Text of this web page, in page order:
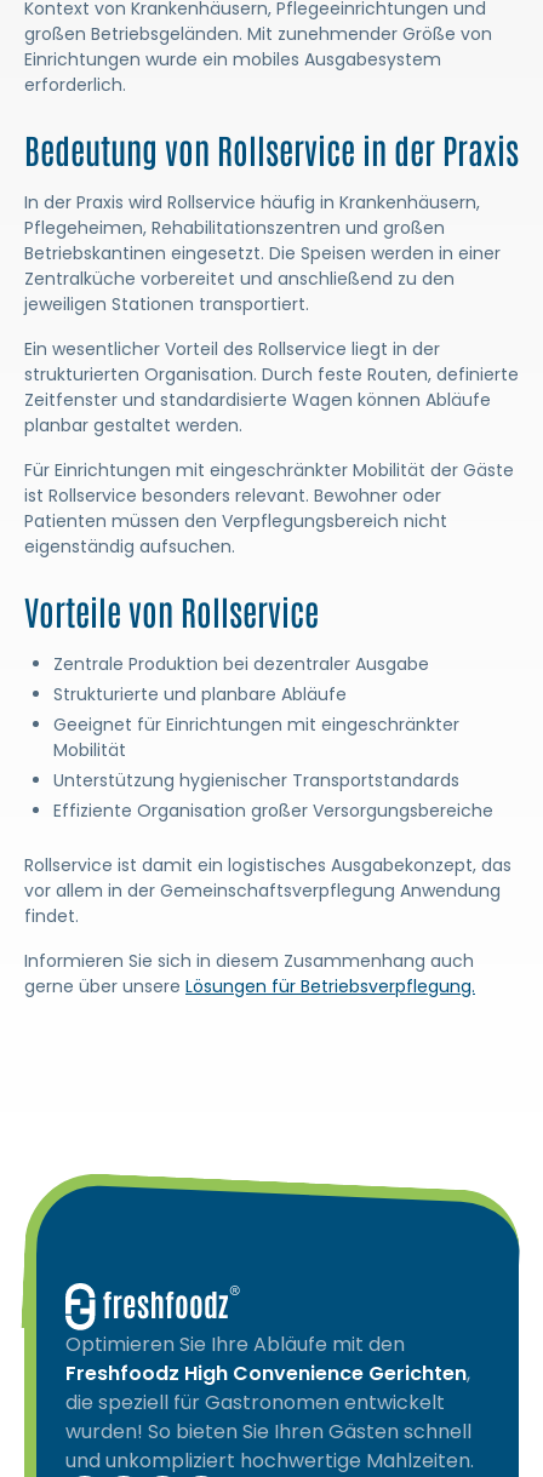
Kontext von Krankenhäusern, Pflegeeinrichtungen und
großen Betriebsgeländen. Mit zunehmender Größe von
Einrichtungen wurde ein mobiles Ausgabesystem
erforderlich.
Bedeutung von Rollservice in der Praxis
In der Praxis wird Rollservice häufig in Krankenhäusern,
Pflegeheimen, Rehabilitationszentren und großen
Betriebskantinen eingesetzt. Die Speisen werden in einer
Zentralküche vorbereitet und anschließend zu den
jeweiligen Stationen transportiert.
Ein wesentlicher Vorteil des Rollservice liegt in der
strukturierten Organisation. Durch feste Routen, definierte
Zeitfenster und standardisierte Wagen können Abläufe
planbar gestaltet werden.
Für Einrichtungen mit eingeschränkter Mobilität der Gäste
ist Rollservice besonders relevant. Bewohner oder
Patienten müssen den Verpflegungsbereich nicht
eigenständig aufsuchen.
Vorteile von Rollservice
Zentrale Produktion bei dezentraler Ausgabe
Strukturierte und planbare Abläufe
Geeignet für Einrichtungen mit eingeschränkter
Mobilität
Unterstützung hygienischer Transportstandards
Effiziente Organisation großer Versorgungsbereiche
Rollservice ist damit ein logistisches Ausgabekonzept, das
vor allem in der Gemeinschaftsverpflegung Anwendung
findet.
Informieren Sie sich in diesem Zusammenhang auch
gerne über unsere Lösungen für Betriebsverpflegung.
Optimieren Sie Ihre Abläufe mit den
Freshfoodz High Convenience Gerichten,
die speziell für Gastronomen entwickelt
wurden! So bieten Sie Ihren Gästen schnell
und unkompliziert hochwertige Mahlzeiten.